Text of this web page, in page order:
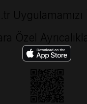
Uygulamamızı
Özel